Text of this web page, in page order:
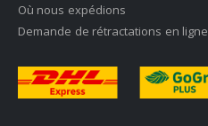
Où nous expédions
Demande de rétractations en ligne